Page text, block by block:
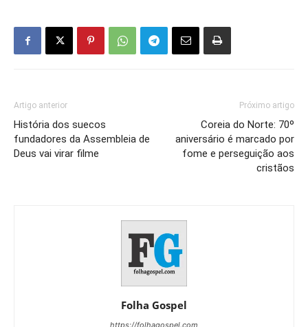
Artigo anterior
História dos suecos
fundadores da Assembleia de
Deus vai virar filme
Próximo artigo
Coreia do Norte: 70º
aniversário é marcado por
fome e perseguição aos
cristãos
Folha Gospel